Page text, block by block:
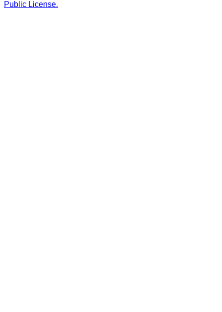
Public License.